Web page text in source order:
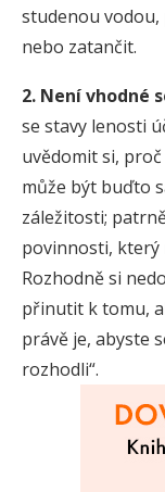
studenou
nebo zatančit.
2. Není vhodné
se stavy lenosti
uvědomit si,
může být buďto
záležitosti;
povinnosti, který
Rozhodně si
přinutit k tomu,
právě je, abyste
rozhodli“.